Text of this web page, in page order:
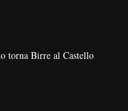
torna Birre al Castello